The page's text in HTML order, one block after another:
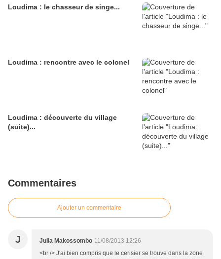
Loudima : le chasseur de singe...
Loudima : rencontre avec le colonel
Loudima : découverte du village
(suite)...
Commentaires
Ajouter un commentaire
J Julia Makossombo 11/08/2013 12:26
<br /> J'ai bien compris que le cerisier se trouve dans la zone